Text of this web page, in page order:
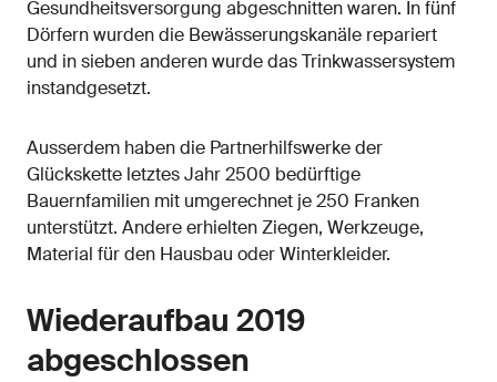
Gesundheitsversorgung abgeschnitten waren. In fünf
Dörfern wurden die Bewässerungskanäle repariert
und in sieben anderen wurde das Trinkwassersystem
instandgesetzt.
Ausserdem haben die Partnerhilfswerke der
Glückskette letztes Jahr 2500 bedürftige
Bauernfamilien mit umgerechnet je 250 Franken
unterstützt. Andere erhielten Ziegen, Werkzeuge,
Material für den Hausbau oder Winterkleider.
Wiederaufbau 2019
abgeschlossen